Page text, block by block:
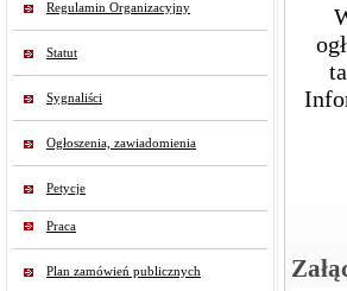
Regulamin Organizacyjny
Statut
Sygnaliści
Ogłoszenia, zawiadomienia
Petycje
Praca
Plan zamówień publicznych